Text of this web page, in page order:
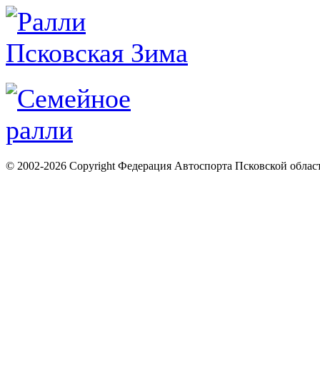
© 2002-2026 Copyright Федерация Автоспорта Псковской